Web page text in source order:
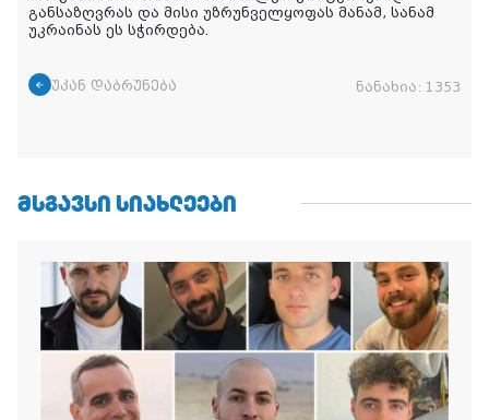
განსაზღვრას და მისი უზრუნველყოფას მანამ, სანამ
უკრაინას ეს სჭირდება.
უკან დაბრუნება ნანახია: 1353
ᲛᲡᲒᲐᲕᲡᲘ ᲡᲘᲐᲮᲚᲔᲔᲑᲘ